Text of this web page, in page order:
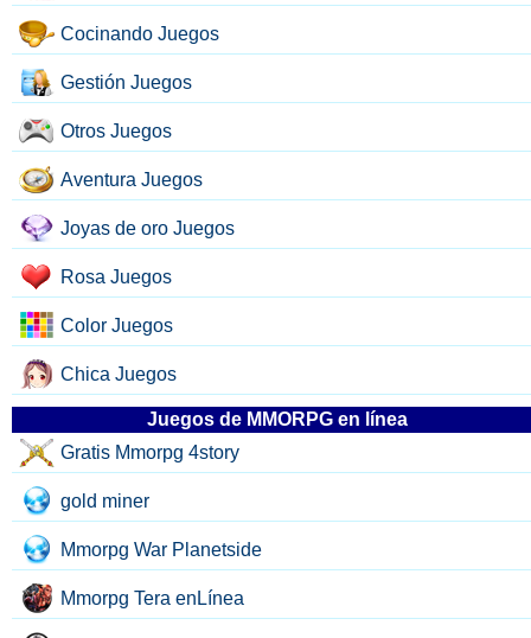
Cocinando Juegos
Gestión Juegos
Otros Juegos
Aventura Juegos
Joyas de oro Juegos
Rosa Juegos
Color Juegos
Chica Juegos
Juegos de MMORPG en línea
Gratis Mmorpg 4story
gold miner
Mmorpg War Planetside
Mmorpg Tera enLínea